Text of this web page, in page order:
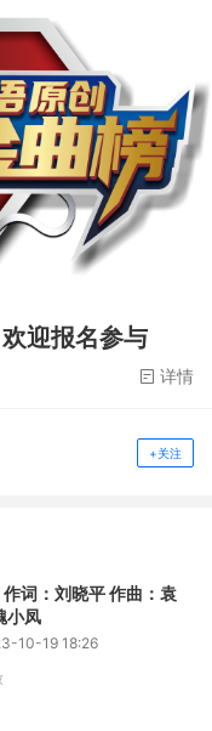
迎报名参与
详情
+关注
作词：刘晓平 作曲：袁
小凤
10-19 18:26